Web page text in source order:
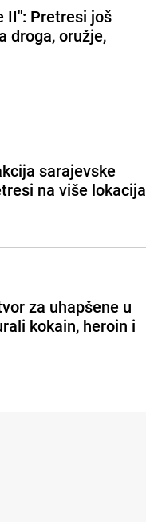
II": Pretresi još
droga, oružje,
sarajevske
na više lokacija
za uhapšene u
kokain, heroin i